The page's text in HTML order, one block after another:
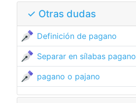
✓ Otras dudas
Definición de pagano
Separar en sílabas pagano
pagano o pajano